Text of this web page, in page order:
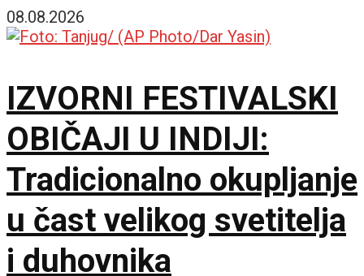
se ultraortodoksni
policija zbog rada kafića
subotom
08.08.2026
IZVORNI FESTIVALSKI
OBIČAJI U INDIJI:
Tradicionalno okupljanje
u čast velikog svetitelja
i duhovnika